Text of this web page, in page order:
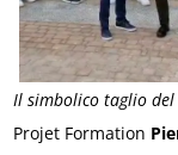
Il simbolico taglio
Projet Formation